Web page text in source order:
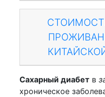
Сахарный диабетв
хроническое